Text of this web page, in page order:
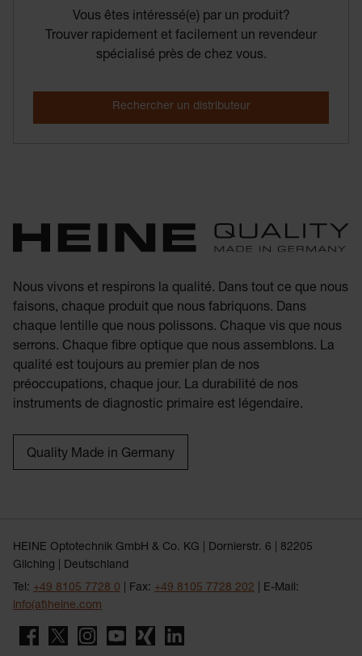
Vous êtes intéressé(e) par un produit?
Trouver rapidement et facilement un revendeur
spécialisé près de chez vous.
Nous vivons et respirons la qualité. Dans tout ce que nous
faisons, chaque produit que nous fabriquons. Dans
chaque lentille que nous polissons. Chaque vis que nous
serrons. Chaque fibre optique que nous assemblons. La
qualité est toujours au premier plan de nos
préoccupations, chaque jour. La durabilité de nos
instruments de diagnostic primaire est légendaire.
Quality Made in Germany
HEINE Optotechnik GmbH & Co. KG | Dornierstr. 6 | 82205
Gilching | Deutschland
Tel: +49 8105 7728 0 | Fax: +49 8105 7728 202 | E-Mail:
info(at)heine.com